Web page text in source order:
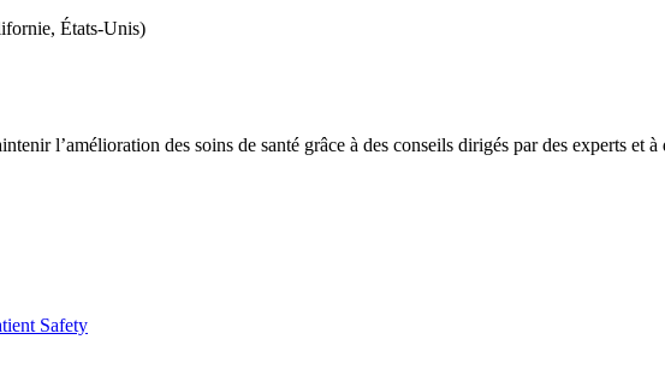
États-Unis)
l’amélioration des soins de santé grâce à des conseils dirigés par des experts et
Safety